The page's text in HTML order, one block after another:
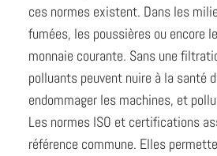
ces normes existent. Dans les
fumées, les poussières ou encore
monnaie courante. Sans une
polluants peuvent nuire à la santé
endommager les machines, et
Les normes ISO et certifications
référence commune. Elles